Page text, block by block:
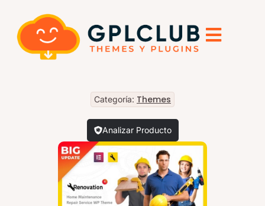
Categoría: Themes
Analizar Producto